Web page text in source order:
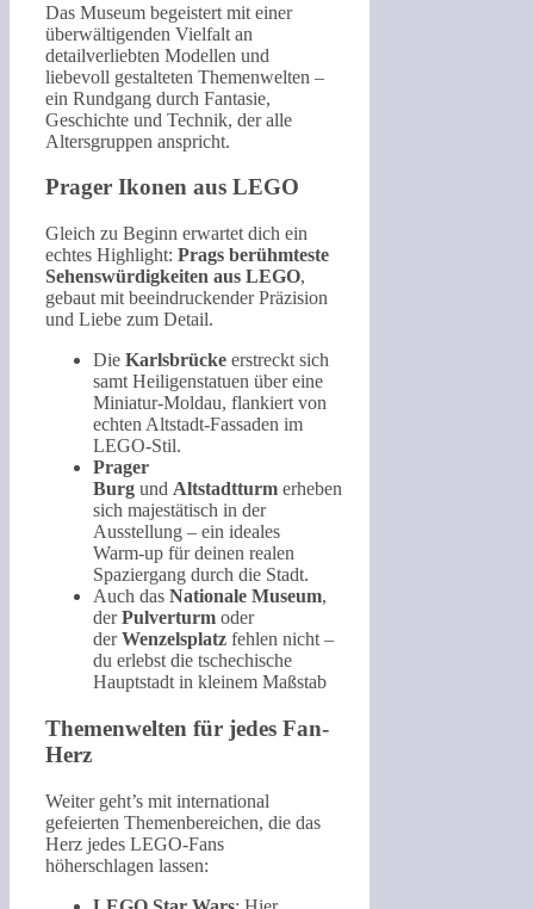
Das Museum begeistert mit einer
überwältigenden Vielfalt an
detailverliebten Modellen und
liebevoll gestalteten Themenwelten –
ein Rundgang durch Fantasie,
Geschichte und Technik, der alle
Altersgruppen anspricht.
Prager Ikonen aus LEGO
Gleich zu Beginn erwartet dich ein
echtes Highlight: Prags berühmteste
Sehenswürdigkeiten aus LEGO,
gebaut mit beeindruckender Präzision
und Liebe zum Detail.
Die Karlsbrücke erstreckt sich
samt Heiligenstatuen über eine
Miniatur-Moldau, flankiert von
echten Altstadt-Fassaden im
LEGO-Stil.
Prager
Burg und Altstadtturm erheben
sich majestätisch in der
Ausstellung – ein ideales
Warm-up für deinen realen
Spaziergang durch die Stadt.
Auch das Nationale Museum,
derPulverturm oder
derWenzelsplatz fehlen nicht –
du erlebst die tschechische
Hauptstadt in kleinem Maßstab
Themenwelten für jedes Fan-
Herz
Weiter geht’s mit international
gefeierten Themenbereichen, die das
Herz jedes LEGO-Fans
höherschlagen lassen: